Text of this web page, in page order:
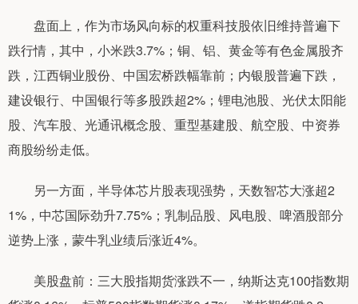
盘面上，作为市场风向标的权重科技股依旧维持普遍下
跌行情，其中，小米跌3.7%；铜、铝、黄金等有色金属股齐
跌，江西铜业股份、中国宏桥跌幅靠前；内银股普遍下跌，
建设银行、中国银行等多股跌超2%；锂电池股、光伏太阳能
股、汽车股、光通讯概念股、重型基建股、航空股、中资券
商股纷纷走低。
另一方面，半导体芯片股表现强势，天数智芯大涨超2
1%，中芯国际劲升7.75%；乳制品股、风电股、啤酒股部分
逆势上涨，蒙牛乳业绩后涨近4%。
美股盘前：三大股指期货涨跌不一，纳斯达克100指数期